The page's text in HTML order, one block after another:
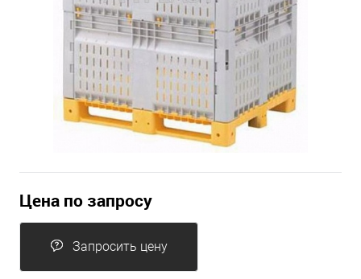
Цена по запросу
Запросить цену